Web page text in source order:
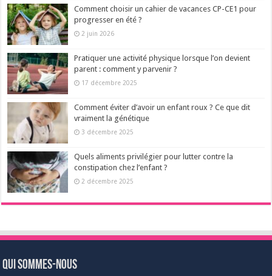
Comment choisir un cahier de vacances CP-CE1 pour
progresser en été ?
2 juin 2026
Pratiquer une activité physique lorsque l’on devient
parent : comment y parvenir ?
17 décembre 2025
Comment éviter d’avoir un enfant roux ? Ce que dit
vraiment la génétique
3 décembre 2025
Quels aliments privilégier pour lutter contre la
constipation chez l’enfant ?
2 décembre 2025
Qui sommes-nous